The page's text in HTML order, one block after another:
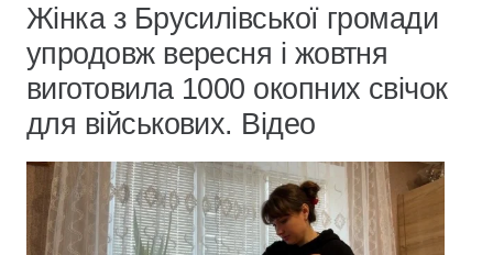
Жінка з Брусилівської громади
упродовж вересня і жовтня
виготовила 1000 окопних свічок
для військових. Відео